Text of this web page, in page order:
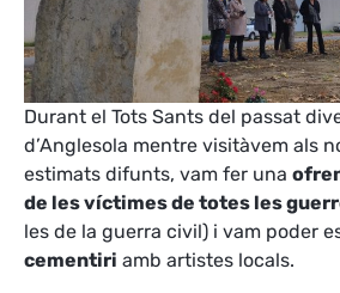
Durant el Tots Sants del passat
d’Anglesola mentre visitàvem als
estimats difunts, vam fer una
de les víctimes de totes les
les de la guerra civil) i vam poder
cementiri amb artistes locals.